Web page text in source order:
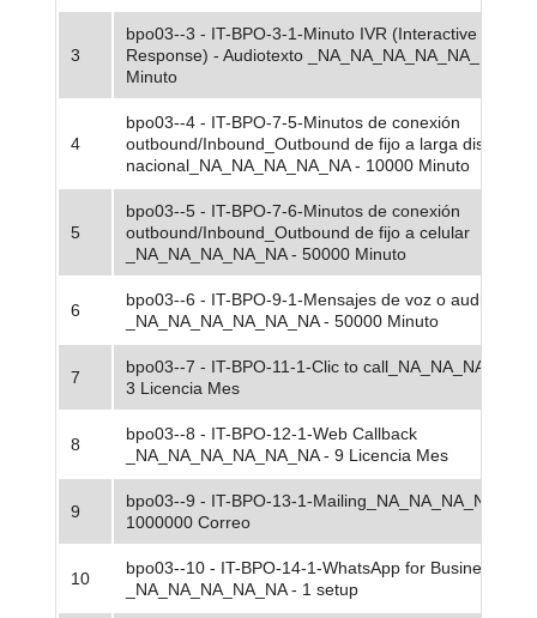
3
bpo03--3 - IT-BPO-3-1-Minuto IVR (Interactive Voice
Response) - Audiotexto _NA_NA_NA_NA_NA_NA -
Minuto
4
bpo03--4 - IT-BPO-7-5-Minutos de conexión
outbound/Inbound_Outbound de fijo a larga distancia
nacional_NA_NA_NA_NA_NA - 10000 Minuto
5
bpo03--5 - IT-BPO-7-6-Minutos de conexión
outbound/Inbound_Outbound de fijo a celular
_NA_NA_NA_NA_NA - 50000 Minuto
6
bpo03--6 - IT-BPO-9-1-Mensajes de voz o audio
_NA_NA_NA_NA_NA_NA - 50000 Minuto
7
bpo03--7 - IT-BPO-11-1-Clic to
3 Licencia Mes
8
bpo03--8 - IT-BPO-12-1-Web Callback
_NA_NA_NA_NA_NA_NA - 9 Licencia Mes
9
bpo03--9 - IT-BPO-13-1-
1000000 Correo
10
bpo03--10 - IT-BPO-14-1-WhatsApp for Business
_NA_NA_NA_NA_NA - 1 setup